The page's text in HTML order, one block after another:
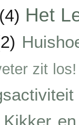
(4) Het
zit los!
Kikker